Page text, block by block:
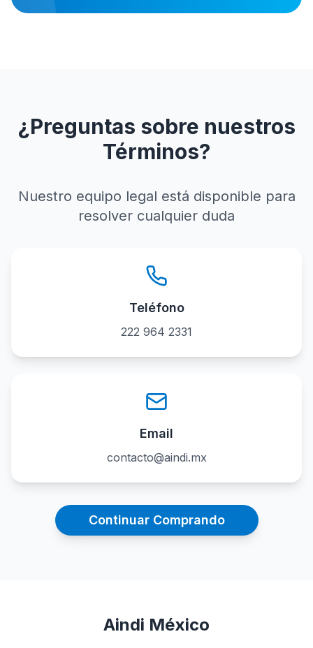
¿Preguntas sobre nuestros
Términos?
Nuestro equipo legal está disponible para
resolver cualquier duda
Teléfono
222 964 2331
Email
contacto@aindi.mx
Continuar Comprando
Aindi México